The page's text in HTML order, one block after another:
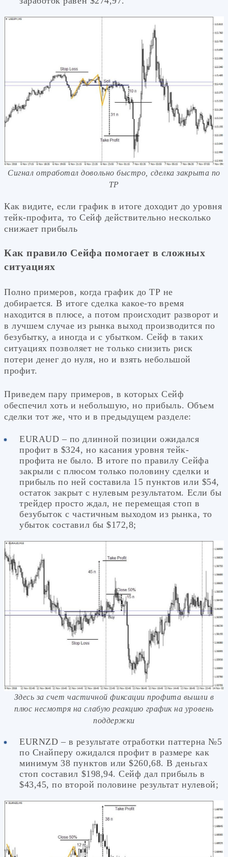
Сигнал отработал довольно быстро, сделка закрыта по
ТР
Как видите, если график в итоге доходит до уровня
тейк-профита, то Сейф действительно несколько
снижает прибыль
Как правило Сейфа помогает в сложных
ситуациях
Полно примеров, когда график до ТР не
добирается. В итоге сделка какое-то время
находится в плюсе, а потом происходит разворот и
в лучшем случае из рынка выход производится по
безубытку, а иногда и с убытком. Сейф в таких
ситуациях позволяет не только снизить риск
потери денег до нуля, но и взять небольшой
профит.
Приведем пару примеров, в которых Сейф
обеспечил хоть и небольшую, но прибыль. Объем
сделки тот же, что и в предыдущем разделе:
EURAUD – по длинной позиции ожидался
профит в $324, но касания уровня тейк-
профита не было. В итоге по правилу Сейфа
закрыли с плюсом только половину сделки и
прибыль по ней составила 15 пунктов или $54,
остаток закрыт с нулевым результатом. Если бы
трейдер просто ждал, не перемещая стоп в
безубыток с частичным выходом из рынка, то
убыток составил бы $172,8;
Здесь за счет частичной фиксации профита вышли в
плюс несмотря на слабую реакцию график на уровень
поддержки
EURNZD – в результате отработки паттерна №5
по Снайперу ожидался профит в размере как
минимум 38 пунктов или $260,68. В деньгах
стоп составил $198,94. Сейф дал прибыль в
$43,45, по второй половине результат нулевой;